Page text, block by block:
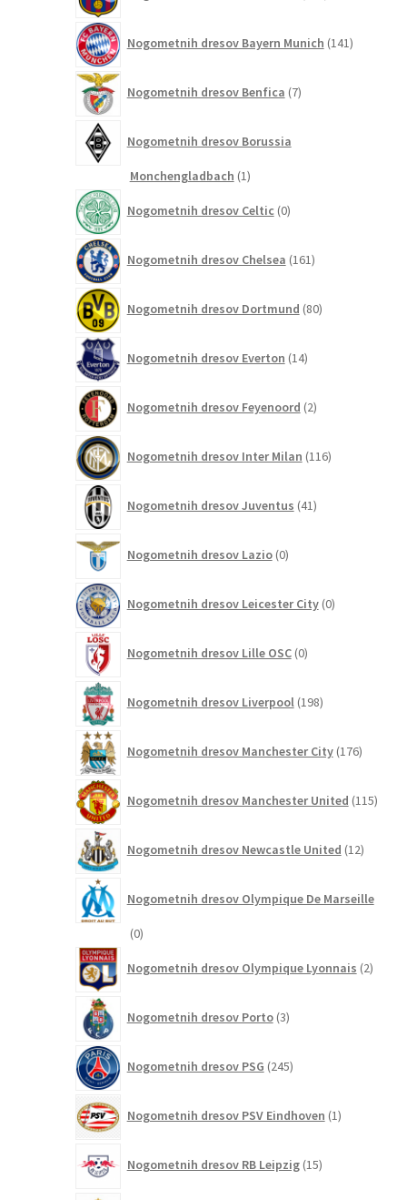
Nogometnih dresov Bayern Munich 141izdelkov
Nogometnih dresov Benfica 7izdelkov
Nogometnih dresov Borussia
Monchengladbach 11
Nogometnih dresov Celtic 0izdelkov
Nogometnih dresov Chelsea 161izdelkov
Nogometnih dresov Dortmund 80izdelkov
Nogometnih dresov Everton 14izdelkov
Nogometnih dresov Feyenoord 2izdelka
Nogometnih dresov Inter Milan 116izdelkov
Nogometnih dresov Juventus 41izdelkov
Nogometnih dresov Lazio 0izdelkov
Nogometnih dresov Leicester City 0izdelkov
Nogometnih dresov Lille OSC 0izdelkov
Nogometnih dresov Liverpool 198izdelkov
Nogometnih dresov Manchester City 176izdelkov
Nogometnih dresov Manchester United 115
Nogometnih dresov Newcastle United 12izdelkov
Nogometnih dresov Olympique De Marseille
00
Nogometnih dresov Olympique Lyonnais 2izdelka
Nogometnih dresov Porto 3izdelki
Nogometnih dresov PSG 245izdelkov
Nogometnih dresov PSV Eindhoven 1izdelek
Nogometnih dresov RB Leipzig 15izdelkov